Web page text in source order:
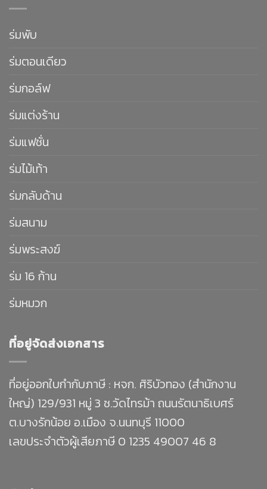
ร่มพับ
ร่มตอนเดียว
ร่มกอล์ฟ
ร่มแต่งร้าน
ร่มแฟชั่น
ร่มไม้เท้า
ร่มกลับด้าน
ร่มสนาม
ร่มพระสงฆ์
ร่ม 16 ก้าน
ร่มหมวก
ที่อยู่จัดส่งเอกสาร
ที่อยู่ออกใบกำกับภาษี : หจก. ศิริบัวทอง (สำนักงาน
ใหญ่) 129/931 หมู่ 3 ซ.วัดไทรม้า ถนนรัตนาธิเบศร์
ต.บางรักน้อย อ.เมือง จ.นนทบุรี 11000
เลขประจำตัวผู้เสียภาษี 0 1235 49007 46 8